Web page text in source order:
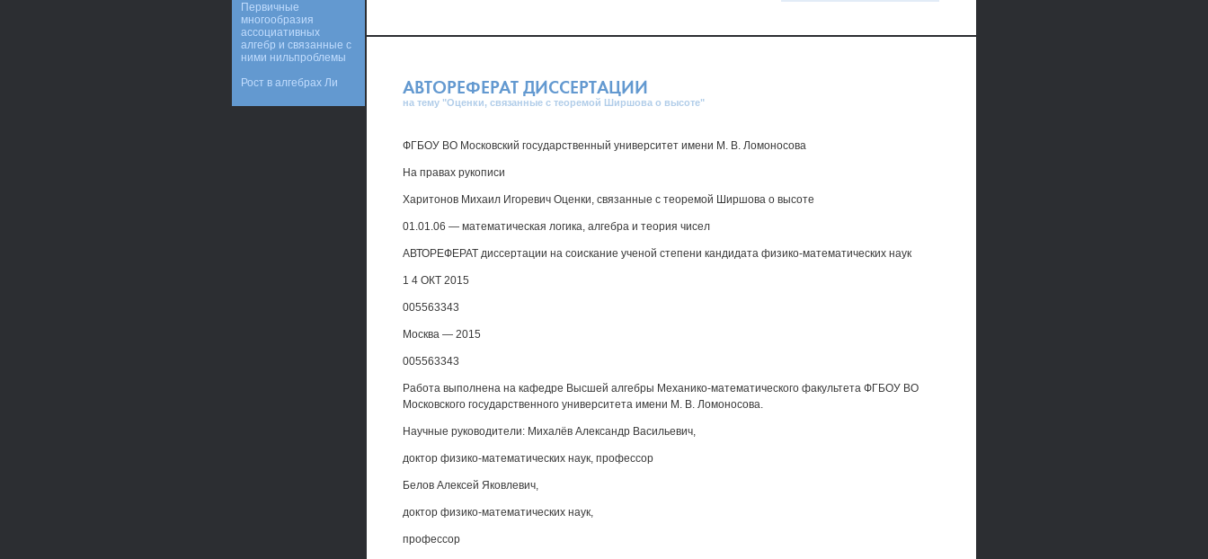
АВТОРЕФЕРАТ ДИССЕРТАЦИИ
на тему "Оценки, связанные с теоремой Ширшова о высоте"
ФГБОУ ВО Московский государственный университет имени М. В. Ломоносова
На правах рукописи
Харитонов Михаил Игоревич Оценки, связанные с теоремой Ширшова о высоте
01.01.06 — математическая логика, алгебра и теория чисел
АВТОРЕФЕРАТ диссертации на соискание ученой степени кандидата физико-математических наук
1 4 ОКТ 2015
005563343
Москва — 2015
005563343
Работа выполнена на кафедре Высшей алгебры Механико-математического факультета ФГБОУ ВО
Московского государственного университета имени М. В. Ломоносова.
Научные руководители: Михалёв Александр Васильевич,
доктор физико-математических наук, профессор
Белов Алексей Яковлевич,
доктор физико-математических наук,
профессор
Первичные
многообразия
ассоциативных
алгебр и связанные с
ними нильпроблемы
Рост в алгебрах Ли